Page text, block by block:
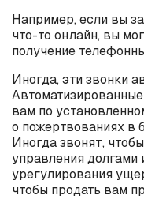
Например, если вы
что-то онлайн, вы
получение
Иногда, эти звонки
вам по
о пожертвованиях в
Иногда звонят,
управления долгами
урегулирования
чтобы продать вам